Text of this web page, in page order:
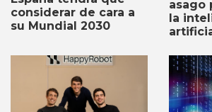
considerar de cara a
su Mundial 2030
asago
la